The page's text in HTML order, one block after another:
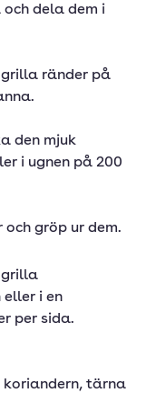
dela dem i
grilla ränder på
den mjuk
i ugnen på 200
gröp ur dem.
grilla
i en
per sida.
koriandern, tärna